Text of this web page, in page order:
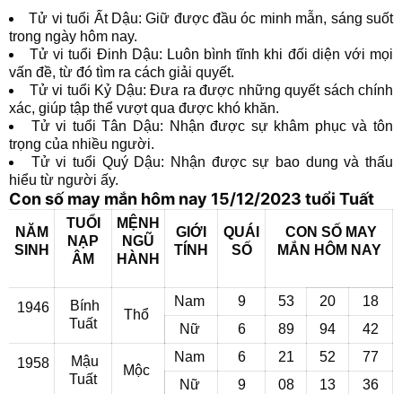
Tử vi tuổi Ất Dậu: Giữ được đầu óc minh mẫn, sáng suốt
trong ngày hôm nay.
Tử vi tuổi Đinh Dậu: Luôn bình tĩnh khi đối diện với mọi
vấn đề, từ đó tìm ra cách giải quyết.
Tử vi tuổi Kỷ Dậu: Đưa ra được những quyết sách chính
xác, giúp tập thể vượt qua được khó khăn.
Tử vi tuổi Tân Dậu: Nhận được sự khâm phục và tôn
trọng của nhiều người.
Tử vi tuổi Quý Dậu: Nhận được sự bao dung và thấu
hiểu từ người ấy.
Con số may mắn hôm nay 15/12/2023 tuổi Tuất
NĂM
SINH
TUỔI
NẠP
ÂM
MỆNH
NGŨ
HÀNH
GIỚI
TÍNH
QUÁI
SỐ
CON SỐ MAY
MẮN HÔM NAY
1946
Bính
Tuất
Thổ
Nam 9 53 20
18
Nữ
6 89 94 42
1958
Mậu
Tuất
Mộc
Nam 6 21 52
77
Nữ
9 08 13 36